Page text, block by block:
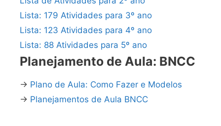
Lista: 179 Atividades para 3º ano
Lista: 123 Atividades para 4º ano
Lista: 88 Atividades para 5º ano
Planejamento de Aula: BNCC
→ Plano de Aula: Como Fazer e Modelos
→ Planejamentos de Aula BNCC